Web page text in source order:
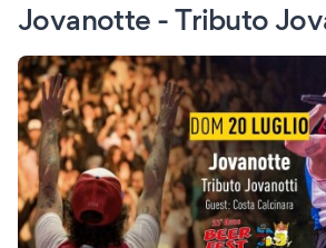
Jovanotte - Tributo